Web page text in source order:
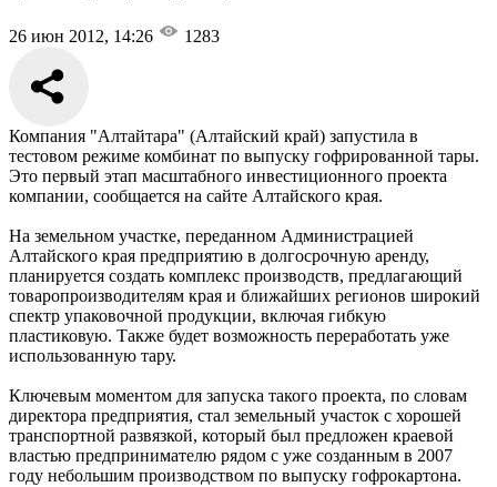
26 июн 2012, 14:26 1283
Компания "Алтайтара" (Алтайский край) запустила в
тестовом режиме комбинат по выпуску гофрированной тары.
Это первый этап масштабного инвестиционного проекта
компании, сообщается на сайте Алтайского края.
На земельном участке, переданном Администрацией
Алтайского края предприятию в долгосрочную аренду,
планируется создать комплекс производств, предлагающий
товаропроизводителям края и ближайших регионов широкий
спектр упаковочной продукции, включая гибкую
пластиковую. Также будет возможность переработать уже
использованную тару.
Ключевым моментом для запуска такого проекта, по словам
директора предприятия, стал земельный участок с хорошей
транспортной развязкой, который был предложен краевой
властью предпринимателю рядом с уже созданным в 2007
году небольшим производством по выпуску гофрокартона.